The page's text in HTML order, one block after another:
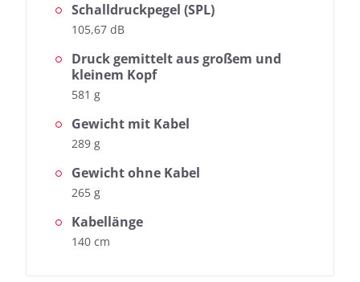
Schalldruckpegel (SPL)
105,67 dB
Druck gemittelt aus großem und
kleinem Kopf
581 g
Gewicht mit Kabel
289 g
Gewicht ohne Kabel
265 g
Kabellänge
140 cm